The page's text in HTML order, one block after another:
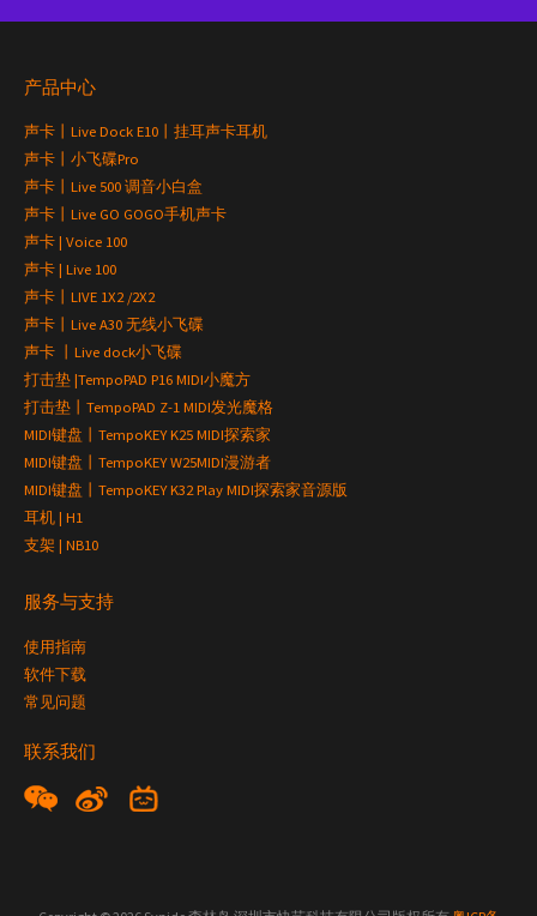
产品中心
声卡丨Live Dock E10丨挂耳声卡耳机
声卡丨小飞碟Pro
声卡丨Live 500 调音小白盒
声卡丨Live GO GOGO手机声卡
声卡 | Voice 100
声卡 | Live 100
声卡丨LIVE 1X2 /2X2
声卡丨Live A30 无线小飞碟
声卡 丨Live dock小飞碟
打击垫 |TempoPAD P16 MIDI小魔方
打击垫丨TempoPAD Z-1 MIDI发光魔格
MIDI键盘丨TempoKEY K25 MIDI探索家
MIDI键盘丨TempoKEY W25MIDI漫游者
MIDI键盘丨TempoKEY K32 Play MIDI探索家音源版
耳机 | H1
支架 | NB10
服务与支持
使用指南
软件下载
常见问题
联系我们